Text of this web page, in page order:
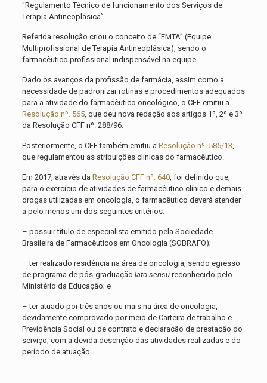
“Regulamento Técnico de funcionamento dos Serviços de
Terapia Antineoplásica”.
Referida resolução criou o conceito de “EMTA” (Equipe
Multiprofissional de Terapia Antineoplásica), sendo o
farmacêutico profissional indispensável na equipe.
Dado os avanços da profissão de farmácia, assim como a
necessidade de padronizar rotinas e procedimentos adequados
para a atividade do farmacêutico oncológico, o CFF emitiu a
Resolução nº. 565, que deu nova redação aos artigos 1º, 2º e 3º
da Resolução CFF nº. 288/96.
Posteriormente, o CFF também emitiu a Resolução nº. 585/13,
que regulamentou as atribuições clínicas do farmacêutico.
Em 2017, através da Resolução CFF nº. 640, foi definido que,
para o exercício de atividades de farmacêutico clínico e demais
drogas utilizadas em oncologia, o farmacêutico deverá atender
a pelo menos um dos seguintes critérios:
– possuir título de especialista emitido pela Sociedade
Brasileira de Farmacêuticos em Oncologia (SOBRAFO);
– ter realizado residência na área de oncologia, sendo egresso
de programa de pós-graduação lato sensureconhecido pelo
Ministério da Educação; e
– ter atuado por três anos ou mais na área de oncologia,
devidamente comprovado por meio de Carteira de trabalho e
Previdência Social ou de contrato e declaração de prestação do
serviço, com a devida descrição das atividades realizadas e do
período de atuação.